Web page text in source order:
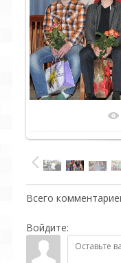
Всего
Войдите: